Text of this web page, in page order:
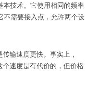
技术。 它使用相同的频率
不需要接入点，允许两个设
输速度更快。 事实上，
个速度是有代价的，但价格